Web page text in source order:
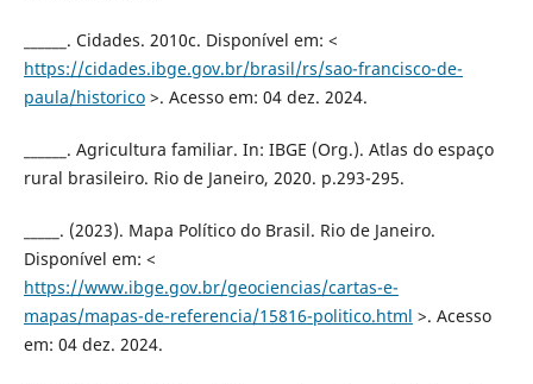
______. Cidades. 2010c. Disponível em: <
https://cidades.ibge.gov.br/brasil/rs/sao-francisco-de-
paula/historico>. Acesso em: 04 dez. 2024.
______. Agricultura familiar. In: IBGE (Org.). Atlas do espaço
rural brasileiro. Rio de Janeiro, 2020. p.293-295.
_____. (2023). Mapa Político do Brasil. Rio de Janeiro.
Disponível em: <
https://www.ibge.gov.br/geociencias/cartas-e-
mapas/mapas-de-referencia/15816-politico.html >. Acesso
em: 04 dez. 2024.